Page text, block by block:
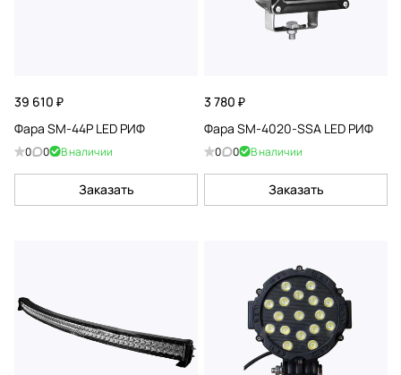
39 610 ₽
Фара SM-44P LED РИФ
0 0 В наличии
Заказать
3 780 ₽
Фара SM-4020-SSA LED РИФ
0 0 В наличии
Заказать